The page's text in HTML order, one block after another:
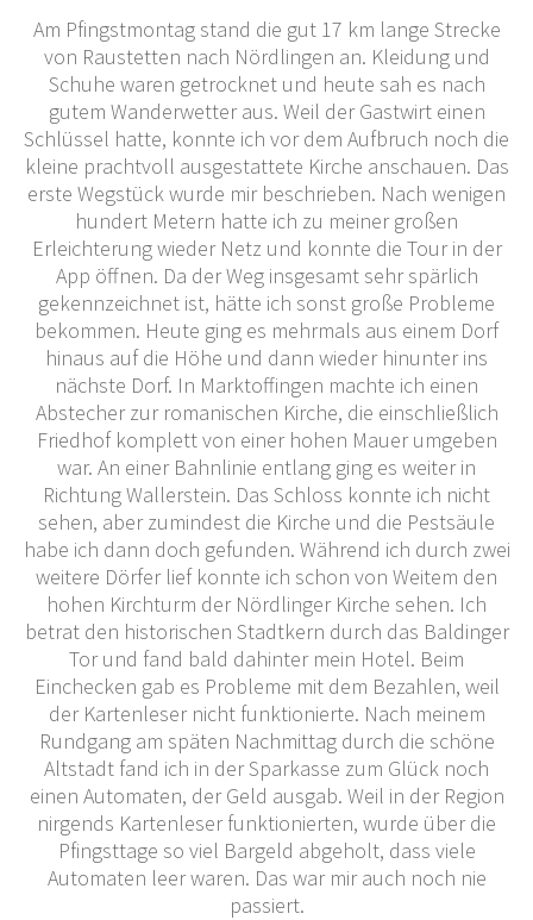
Am Pfingstmontag stand die gut 17 km lange Strecke
von Raustetten nach Nördlingen an. Kleidung und
Schuhe waren getrocknet und heute sah es nach
gutem Wanderwetter aus. Weil der Gastwirt einen
Schlüssel hatte, konnte ich vor dem Aufbruch noch die
kleine prachtvoll ausgestattete Kirche anschauen. Das
erste Wegstück wurde mir beschrieben. Nach wenigen
hundert Metern hatte ich zu meiner großen
Erleichterung wieder Netz und konnte die Tour in der
App öffnen. Da der Weg insgesamt sehr spärlich
gekennzeichnet ist, hätte ich sonst große Probleme
bekommen. Heute ging es mehrmals aus einem Dorf
hinaus auf die Höhe und dann wieder hinunter ins
nächste Dorf. In Marktoffingen machte ich einen
Abstecher zur romanischen Kirche, die einschließlich
Friedhof komplett von einer hohen Mauer umgeben
war. An einer Bahnlinie entlang ging es weiter in
Richtung Wallerstein. Das Schloss konnte ich nicht
sehen, aber zumindest die Kirche und die Pestsäule
habe ich dann doch gefunden. Während ich durch zwei
weitere Dörfer lief konnte ich schon von Weitem den
hohen Kirchturm der Nördlinger Kirche sehen. Ich
betrat den historischen Stadtkern durch das Baldinger
Tor und fand bald dahinter mein Hotel. Beim
Einchecken gab es Probleme mit dem Bezahlen, weil
der Kartenleser nicht funktionierte. Nach meinem
Rundgang am späten Nachmittag durch die schöne
Altstadt fand ich in der Sparkasse zum Glück noch
einen Automaten, der Geld ausgab. Weil in der Region
nirgends Kartenleser funktionierten, wurde über die
Pfingsttage so viel Bargeld abgeholt, dass viele
Automaten leer waren. Das war mir auch noch nie
passiert.